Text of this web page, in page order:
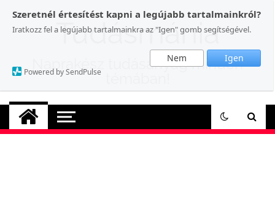
Szeretnél értesítést kapni a legújabb tartalmainkról?
Iratkozz fel a legújabb tartalmainkra az "Igen" gomb segítségével.
Nem Igen
Powered by SendPulse
content
Tudásmánia
Naprakész tudásanyag minden